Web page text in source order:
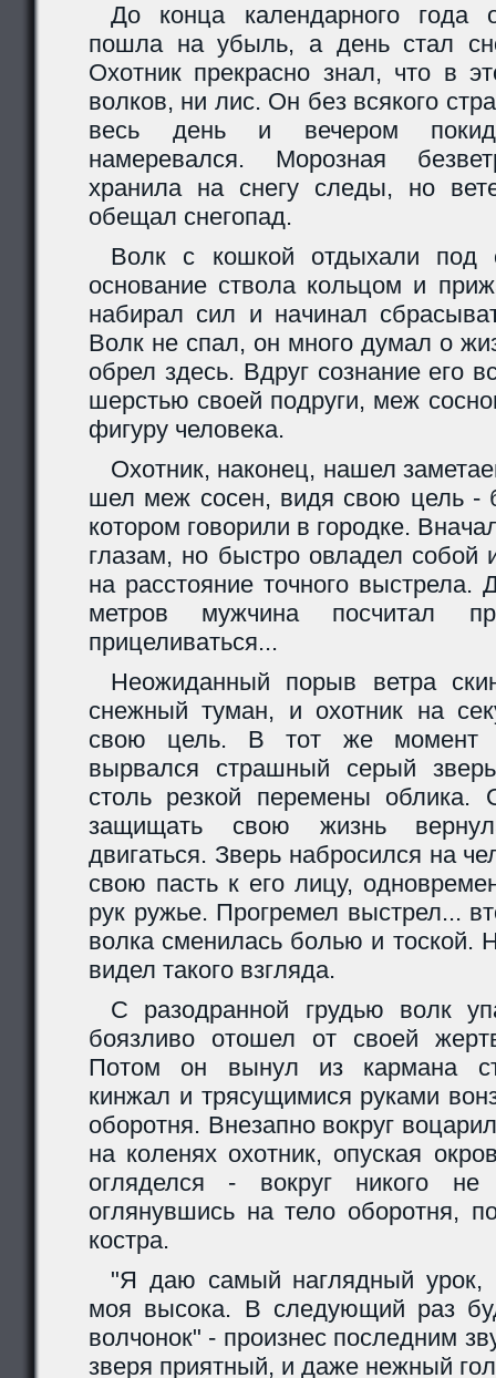
До конца календарного года
пошла на убыль, а день стал
Охотник прекрасно знал, что в
волков, ни лис. Он без всякого
весь день и вечером
намеревался. Морозная
хранила на снегу следы, но
обещал снегопад.
Волк с кошкой отдыхали под
основание ствола кольцом и
набирал сил и начинал
Волк не спал, он много думал о
обрел здесь. Вдруг сознание его
шерстью своей подруги, меж
фигуру человека.
Охотник, наконец, нашел
шел меж сосен, видя свою цель -
котором говорили в городке.
глазам, но быстро овладел собой
на расстояние точного выстрела.
метров мужчина посчитал
прицеливаться...
Неожиданный порыв ветра
снежный туман, и охотник на
свою цель. В тот же момент
вырвался страшный серый
столь резкой перемены облика.
защищать свою жизнь
двигаться. Зверь набросился на
свою пасть к его лицу,
рук ружье. Прогремел выстрел...
волка сменилась болью и тоской.
видел такого взгляда.
С разодранной грудью волк
боязливо отошел от своей
Потом он вынул из кармана
кинжал и трясущимися руками
оборотня. Внезапно вокруг
на коленях охотник, опуская
огляделся - вокруг никого
оглянувшись на тело оборотня,
костра.
"Я даю самый наглядный урок,
моя высока. В следующий раз
волчонок" - произнес последним
зверя приятный, и даже нежный